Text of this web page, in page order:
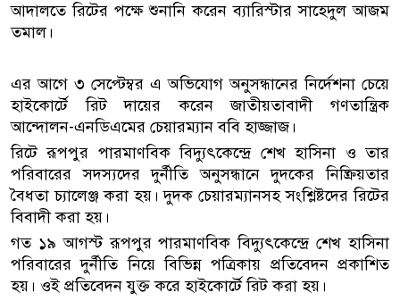
আদালতে রিটের পক্ষে শুনানি করেন ব্যারিস্টার সাহেদুল আজম
তমাল।
এর আগে ৩ সেপ্টেম্বর এ অভিযোগ অনুসন্ধানের নির্দেশনা চেয়ে
হাইকোর্টে রিট দায়ের করেন জাতীয়তাবাদী গণতান্ত্রিক
আন্দোলন-এনডিএমের চেয়ারম্যান ববি হাজ্জাজ।
রিটে রূপপুর পারমাণবিক বিদ্যুৎকেন্দ্রে শেখ হাসিনা ও তার
পরিবারের সদস্যদের দুর্নীতি অনুসন্ধানে দুদকের নিষ্ক্রিয়তার
বৈধতা চ্যালেঞ্জ করা হয়। দুদক চেয়ারম্যানসহ সংশ্লিষ্টদের রিটের
বিবাদী করা হয়।
গত ১৯ আগস্ট রূপপুর পারমাণবিক বিদ্যুৎকেন্দ্রে শেখ হাসিনা
পরিবারের দুর্নীতি নিয়ে বিভিন্ন পত্রিকায় প্রতিবেদন প্রকাশিত
হয়। ওই প্রতিবেদন যুক্ত করে হাইকোর্টে রিট করা হয়।